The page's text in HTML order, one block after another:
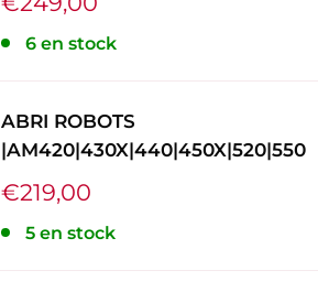
6 en stock
ABRI ROBOTS
|AM420|430X|440|450X|520|550
Prix
€219,00
5 en stock